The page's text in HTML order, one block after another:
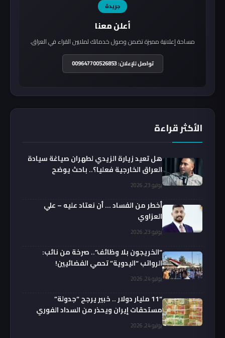
جريدة
أعلن معنا
مساحة إعلانية مميزة تضمن وصول خدماتك لملايين القراء في العراق.
تواصل للإعلان: 009647700526853
الأكثر قراءة
هل تعيد زيارة الزيدي لطهران صياغة سيادة
العراق الخارجية فعليا؟.. باحث يوضح
يوليو 23, 2026
أخطر من الفساد … أن نعتاد عليه – علي
العزاوي
يوليو 23, 2026
“الخريجون بلا وظائف”.. صرخة من نائب:
الرواتب “اليدوية” تحمي الفضائيين!
يوليو 24, 2026
“11 مليار دولار .. خبير يرجح “جدولة”
مستحقات إيران ويحذر من السداد الفوري
يوليو 24, 2026